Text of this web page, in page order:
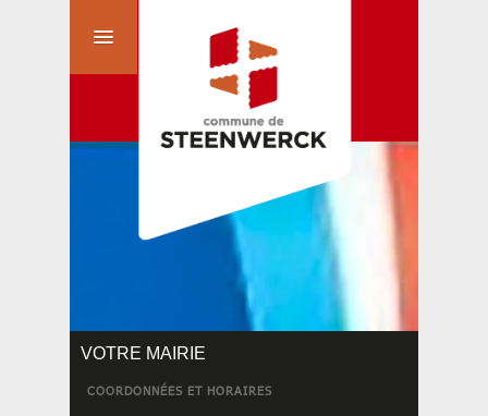
VOTRE MAIRIE
COORDONNÉES ET HORAIRES